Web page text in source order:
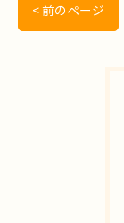
< 前のページ